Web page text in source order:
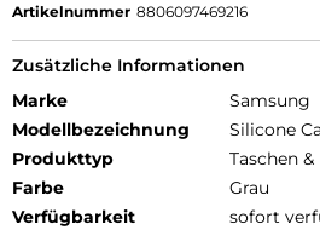
Artikelnummer 8806097469216
Zusätzliche Informationen
Marke
Samsung
Modellbezeichnung
Silicone
Produkttyp
Taschen
Farbe
Grau
Verfügbarkeit
sofort